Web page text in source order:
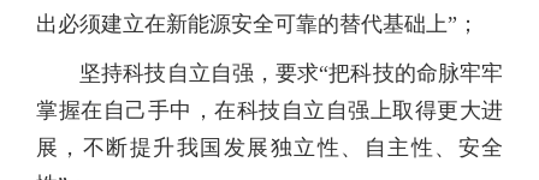
出必须建立在新能源安全可靠的替代基础上”；
坚持科技自立自强，要求“把科技的命脉牢牢
掌握在自己手中，在科技自立自强上取得更大进
展，不断提升我国发展独立性、自主性、安全